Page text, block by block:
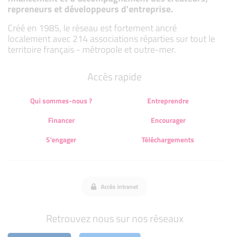
repreneurs et développeurs d’entreprise.
Créé en 1985, le réseau est fortement ancré
localement avec 214 associations réparties sur tout le
territoire français - métropole et outre-mer.
Accès rapide
Qui sommes-nous ?
Entreprendre
Financer
Encourager
S'engager
Téléchargements
Accès intranet
Retrouvez nous sur nos réseaux